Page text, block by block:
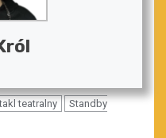
teatralny
Standby